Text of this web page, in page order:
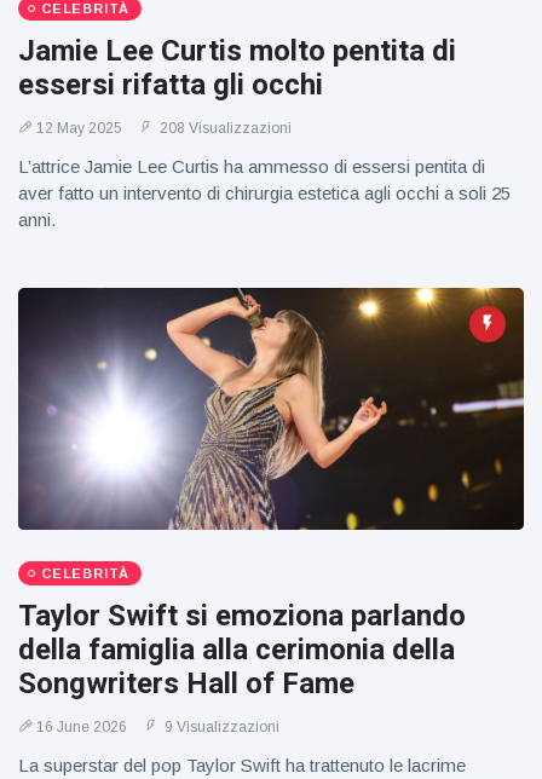
CELEBRITÀ
Jamie Lee Curtis molto pentita di
essersi rifatta gli occhi
12 May 2025 208 Visualizzazioni
L’attrice Jamie Lee Curtis ha ammesso di essersi pentita di
aver fatto un intervento di chirurgia estetica agli occhi a soli 25
anni.
CELEBRITÀ
Taylor Swift si emoziona parlando
della famiglia alla cerimonia della
Songwriters Hall of Fame
16 June 2026 9 Visualizzazioni
La superstar del pop Taylor Swift ha trattenuto le lacrime